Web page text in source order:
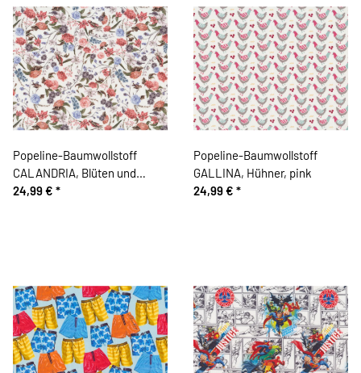
Popeline-Baumwollstoff
CALANDRIA, Blüten und
Vögel, rosé
24,99 € *
Popeline-Baumwollstoff
GALLINA, Hühner, pink
24,99 € *